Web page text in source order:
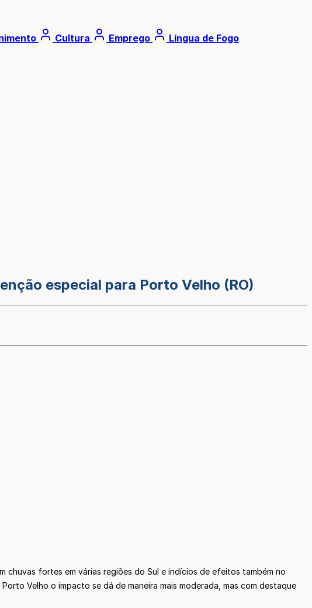
Cultura Emprego Língua de Fogo
especial para Porto Velho (RO)
fortes em várias regiões do Sul e indícios de efeitos também no
Velho o impacto se dá de maneira mais moderada, mas com destaque